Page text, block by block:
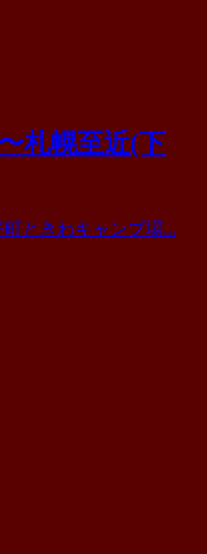
札幌至近(下
ときわキャンプ場...